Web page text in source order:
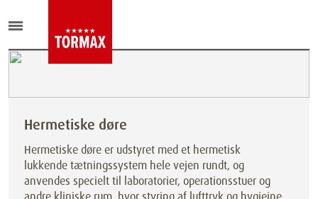
Hermetiske døre
Hermetiske døre er udstyret med et hermetisk
lukkende tætningssystem hele vejen rundt, og
anvendes specielt til laboratorier, operationsstuer og